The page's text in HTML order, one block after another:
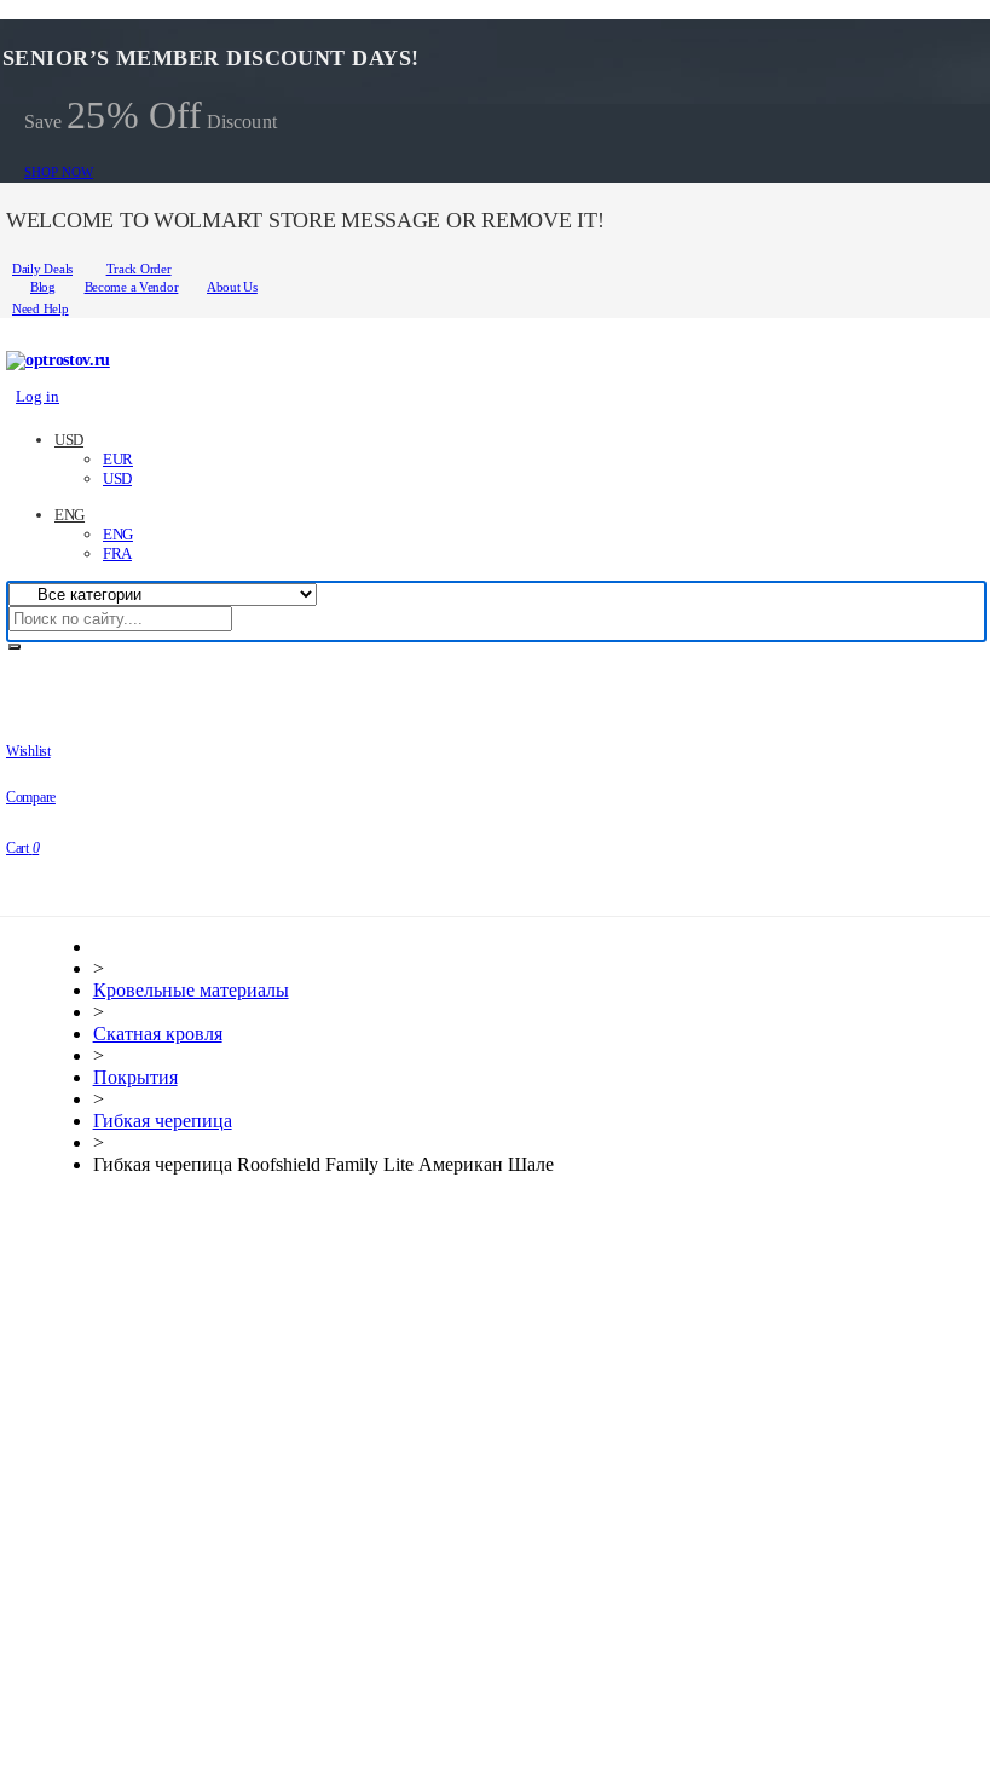
SENIOR’S MEMBER DISCOUNT DAYS!
Save 25% Off Discount
SHOP NOW
WELCOME TO WOLMART STORE MESSAGE OR REMOVE IT!
Daily Deals
Track Order
Blog
Become a Vendor
About Us
Need Help
Log in
USD
EUR
USD
ENG
ENG
FRA
Wishlist
Compare
Cart 0
>
Кровельные материалы
>
Скатная кровля
>
Покрытия
>
Гибкая черепица
>
Гибкая черепица Roofshield Family Lite Американ Шале